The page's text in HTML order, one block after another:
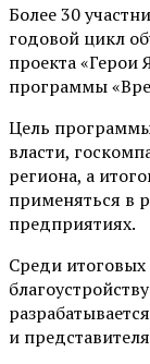
Более 30
годовой цикл
проекта «Герои
программы
Цель
власти,
региона, а
применяться в
предприятиях.
Среди
и